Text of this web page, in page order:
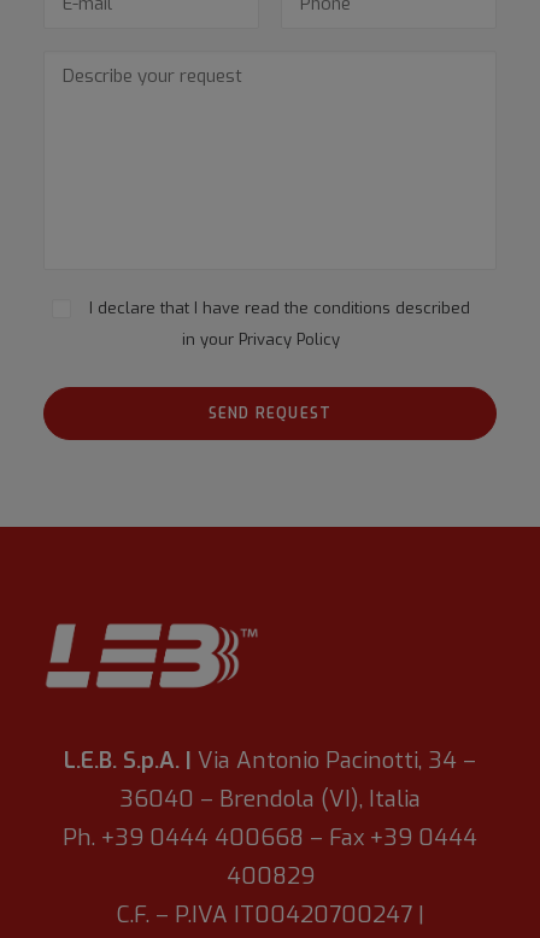
I declare that I have read the conditions described
in your Privacy Policy
L.E.B. S.p.A. | Via Antonio Pacinotti, 34 –
36040 – Brendola (VI), Italia
Ph. +39 0444 400668 – Fax +39 0444
400829
C.F. – P.IVA IT00420700247 |